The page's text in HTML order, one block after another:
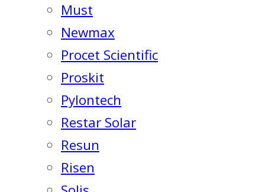
Must
Newmax
Procet Scientific
Proskit
Pylontech
Restar Solar
Resun
Risen